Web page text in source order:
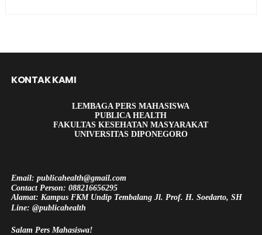
KONTAK KAMI
LEMBAGA PERS MAHASISWA
PUBLICA HEALTH
FAKULTAS KESEHATAN MASYARAKAT
UNIVERSITAS DIPONEGORO
Email: publicahealth@gmail.com
Contact Person: 088216656295
Alamat: Kampus FKM Undip Tembalang Jl. Prof. H. Soedarto, SH
Line: @publicahealth
Salam Pers Mahasiswa!